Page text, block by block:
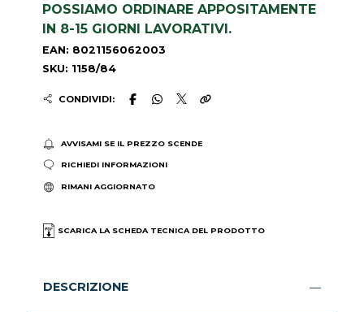
POSSIAMO ORDINARE APPOSITAMENTE
IN 8-15 GIORNI LAVORATIVI.
EAN: 8021156062003
SKU: 1158/84
CONDIVIDI:
AVVISAMI SE IL PREZZO SCENDE
RICHIEDI INFORMAZIONI
RIMANI AGGIORNATO
SCARICA LA SCHEDA TECNICA DEL PRODOTTO
DESCRIZIONE